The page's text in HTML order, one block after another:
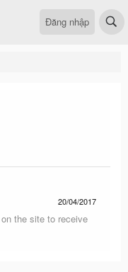
Đăng nhập
20/04/2017
the site to receive